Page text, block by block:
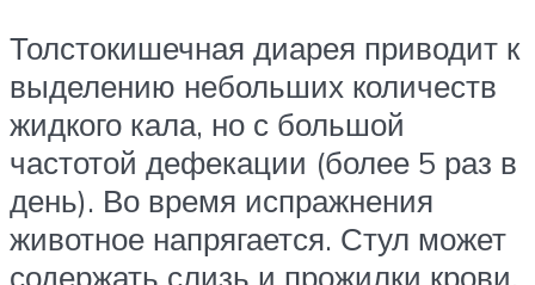
Толстокишечная диарея приводит к
выделению небольших количеств
жидкого кала, но с большой
частотой дефекации (более 5 раз в
день). Во время испражнения
животное напрягается. Стул может
содержать слизь и прожилки крови.